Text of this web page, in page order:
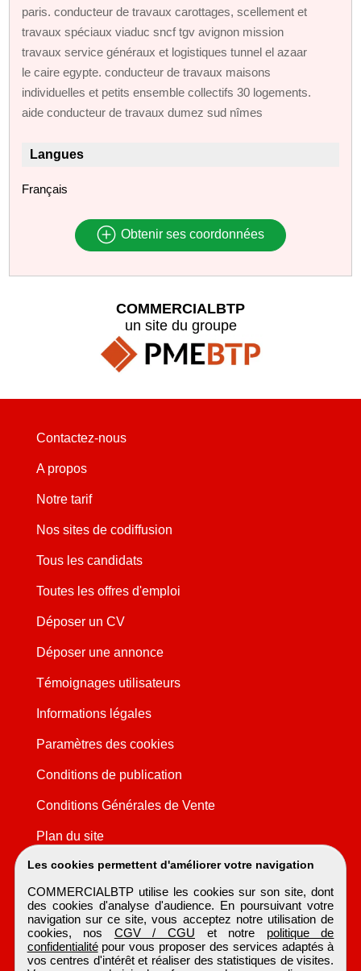
paris. conducteur de travaux carottages, scellement et
travaux spéciaux viaduc sncf tgv avignon mission
travaux service généraux et logistiques tunnel el azaar
le caire egypte. conducteur de travaux maisons
individuelles et petits ensemble collectifs 30 logements.
aide conducteur de travaux dumez sud nîmes
Langues
Français
Obtenir ses coordonnées
Les cookies permettent d'améliorer votre navigation
COMMERCIALBTP utilise les cookies sur son site, dont
des cookies d'analyse d'audience. En poursuivant votre
navigation sur ce site, vous acceptez notre utilisation de
cookies, nos CGV / CGU et notre politique de
confidentialitépour vous proposer des services adaptés à
vos centres d'intérêt et réaliser des statistiques de visites.
COMMERCIALBTP
un site du groupe
Contactez-nous
A propos
Notre tarif
Nos sites de codiffusion
Tous les candidats
Toutes les offres d'emploi
Déposer un CV
Déposer une annonce
Témoignages utilisateurs
Informations légales
Paramètres des cookies
Conditions de publication
Conditions Générales de Vente
Plan du site